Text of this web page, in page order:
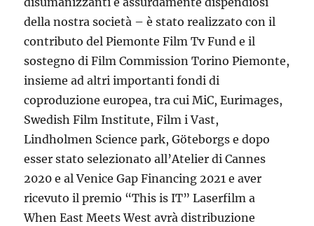
della nostra società – è stato realizzato con il
contributo del Piemonte Film Tv Fund e il
sostegno di Film Commission Torino Piemonte,
insieme ad altri importanti fondi di
coproduzione europea, tra cui MiC, Eurimages,
Swedish Film Institute, Film i Vast,
Lindholmen Science park, Göteborgs e dopo
esser stato selezionato all’Atelier di Cannes
2020 e al Venice Gap Financing 2021 e aver
ricevuto il premio “This is IT” Laserfilm a
When East Meets West avrà distribuzione